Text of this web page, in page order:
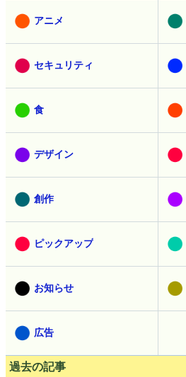
アニメ
セキュリティ
食
デザイン
創作
ピックアップ
お知らせ
広告
過去の記事